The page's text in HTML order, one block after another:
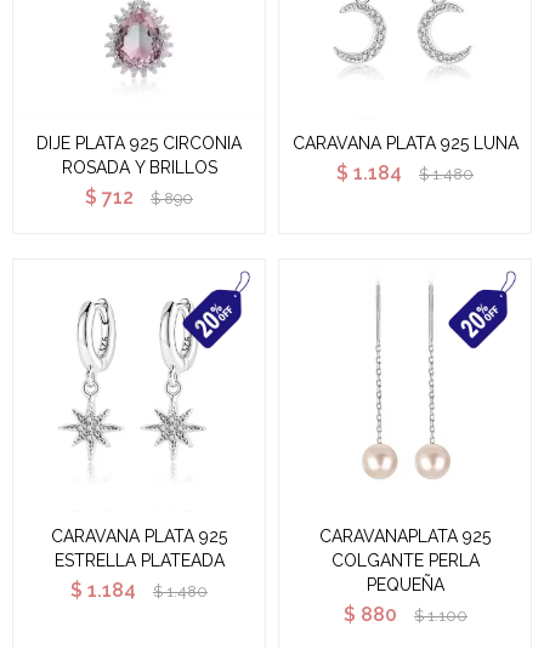
DIJE PLATA 925 CIRCONIA
ROSADA Y BRILLOS
$ 712 $ 890
CARAVANA PLATA 925 LUNA
$ 1.184 $ 1.480
CARAVANA PLATA 925
ESTRELLA PLATEADA
$ 1.184 $ 1.480
CARAVANAPLATA 925
COLGANTE PERLA
PEQUEÑA
$ 880 $ 1.100